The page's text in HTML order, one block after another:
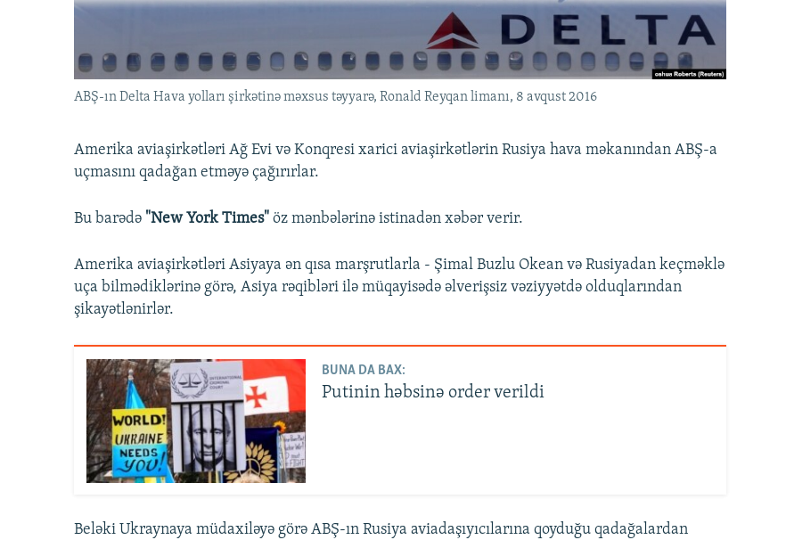
BIZIMLƏ ƏLAQƏ
ABŞ-ın Delta Hava yolları şirkətinə məxsus təyyarə, Ronald Reyqan limanı, 8 avqust 2016
Amerika aviaşirkətləri Ağ Evi və Konqresi xarici aviaşirkətlərin Rusiya hava məkanından ABŞ-a
uçmasını qadağan etməyə çağırırlar.
Bu barədə "New York Times" öz mənbələrinə istinadən xəbər verir.
Amerika aviaşirkətləri Asiyaya ən qısa marşrutlarla - Şimal Buzlu Okean və Rusiyadan keçməklə
uça bilmədiklərinə görə, Asiya rəqibləri ilə müqayisədə əlverişsiz vəziyyətdə olduqlarından
şikayətlənirlər.
BUNA DA BAX:
Putinin həbsinə order verildi
Beləki Ukraynaya müdaxiləyə görə ABŞ-ın Rusiya aviadaşıyıcılarına qoyduğu qadağalardan